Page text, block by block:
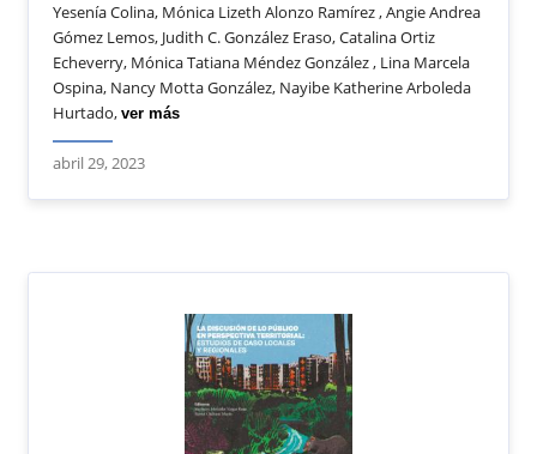
Yesenía Colina, Mónica Lizeth Alonzo Ramírez , Angie Andrea
Gómez Lemos, Judith C. González Eraso, Catalina Ortiz
Echeverry, Mónica Tatiana Méndez González , Lina Marcela
Ospina, Nancy Motta González, Nayibe Katherine Arboleda
Hurtado,ver más
abril 29, 2023